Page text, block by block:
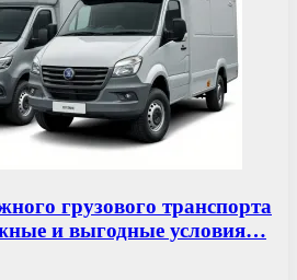
грузового транспорта
и выгодные условия…